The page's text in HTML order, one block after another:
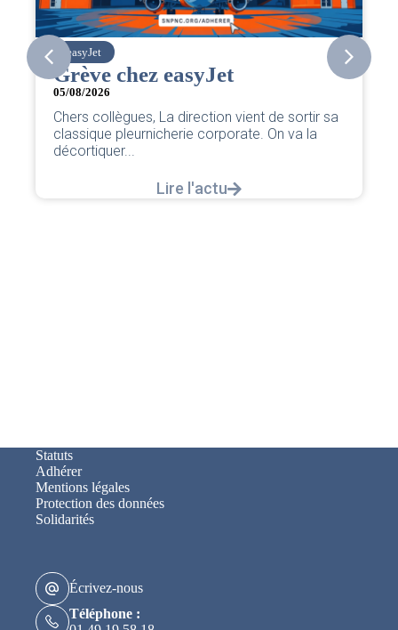
easyJet
Grève chez easyJet
05/08/2026
Chers collègues, La direction vient de sortir sa
classique pleurnicherie corporate. On va la
décortiquer...
Lire l'actu
Statuts
Adhérer
Mentions légales
Protection des données
Solidarités
Écrivez-nous
Téléphone :